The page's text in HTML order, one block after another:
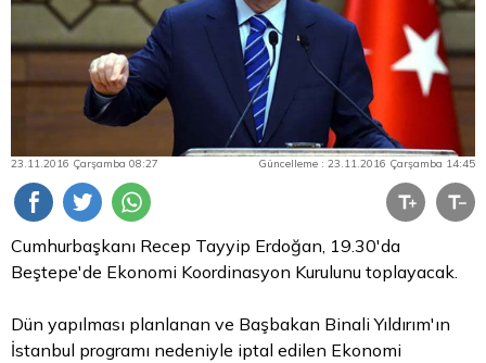
23.11.2016 Çarşamba 08:27 Güncelleme : 23.11.2016 Çarşamba 14:45
Cumhurbaşkanı Recep Tayyip Erdoğan, 19.30'da
Beştepe'de Ekonomi Koordinasyon Kurulunu toplayacak.
Dün yapılması planlanan ve Başbakan Binali Yıldırım'ın
İstanbul programı nedeniyle iptal edilen Ekonomi